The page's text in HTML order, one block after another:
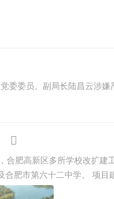
委委员、副局长陆昌云涉
合肥高新区多所学校改扩
肥市第六十二中学。 项